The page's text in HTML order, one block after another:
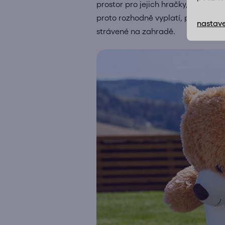
prostor pro jejich hračky, což
proto rozhodně vyplatí, protože
strávené na zahradě.